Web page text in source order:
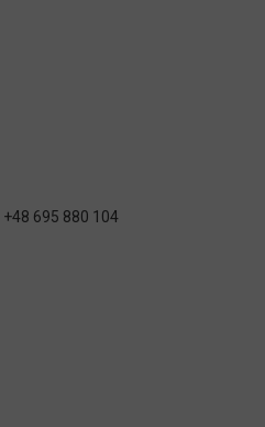
+48 695 880 104